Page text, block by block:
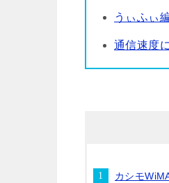
うぃふぃ
通信速度
カシモ